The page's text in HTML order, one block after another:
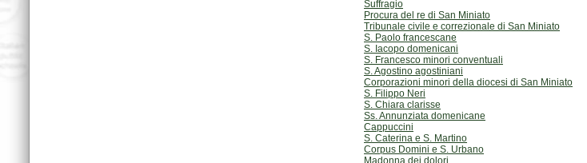
Suffragio
Procura del re di San Miniato
Tribunale civile e correzionale di San Miniato
S. Paolo francescane
S. Iacopo domenicani
S. Francesco minori conventuali
S. Agostino agostiniani
Corporazioni minori della diocesi di San Miniato
S. Filippo Neri
S. Chiara clarisse
Ss. Annunziata domenicane
Cappuccini
S. Caterina e S. Martino
Corpus Domini e S. Urbano
Madonna dei dolori